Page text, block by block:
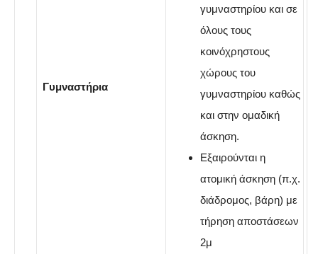
Γυμναστήρια
γυμναστηρίου και σε
όλους τους
κοινόχρηστους
χώρους του
γυμναστηρίου καθώς
και στην ομαδική
άσκηση.
Εξαιρούνται η
ατομική άσκηση (π.χ.
διάδρομος, βάρη) με
τήρηση αποστάσεων
2μ